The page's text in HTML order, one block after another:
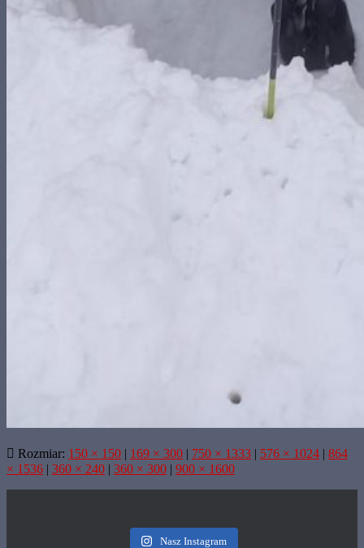
Rozmiar: 150 × 150 | 169 × 300 | 750 × 1333 | 576 × 1024 | 864
× 1536 | 360 × 240 | 360 × 300 | 900 × 1600
Nasz Instagram